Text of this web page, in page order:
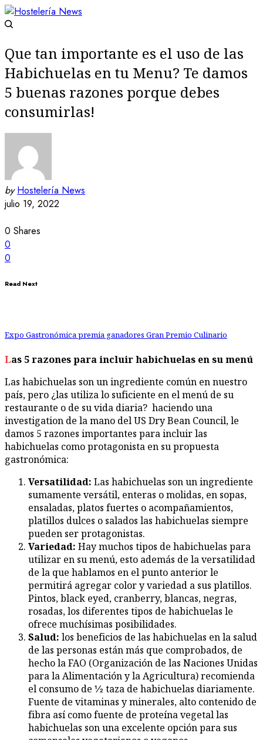
Que tan importante es el uso de las
Habichuelas en tu Menu? Te damos
5 buenas razones porque debes
consumirlas!
by Hostelería News
julio 19, 2022
0 Shares
0
0
Read Next
Expo Gastronómica premia ganadores Gran Premio Culinario
Las 5 razones para incluir habichuelas en su menú
Las habichuelas son un ingrediente común en nuestro
país, pero ¿las utiliza lo suficiente en el menú de su
restaurante o de su vida diaria? haciendo una
investigation de la mano del US Dry Bean Council, le
damos 5 razones importantes para incluir las
habichuelas como protagonista en su propuesta
gastronómica:
Versatilidad: Las habichuelas son un ingrediente
sumamente versátil, enteras o molidas, en sopas,
ensaladas, platos fuertes o acompañamientos,
platillos dulces o salados las habichuelas siempre
pueden ser protagonistas.
Variedad: Hay muchos tipos de habichuelas para
utilizar en su menú, esto además de la versatilidad
de la que hablamos en el punto anterior le
permitirá agregar color y variedad a sus platillos.
Pintos, black eyed, cranberry, blancas, negras,
rosadas, los diferentes tipos de habichuelas le
ofrece muchísimas posibilidades.
Salud: los beneficios de las habichuelas en la salud
de las personas están más que comprobados, de
hecho la FAO (Organización de las Naciones Unidas
para la Alimentación y la Agricultura) recomienda
el consumo de ½ taza de habichuelas diariamente.
Fuente de vitaminas y minerales, alto contenido de
fibra así como fuente de proteína vegetal las
habichuelas son una excelente opción para sus